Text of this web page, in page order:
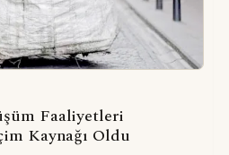
Faaliyetleri
Kaynağı Oldu